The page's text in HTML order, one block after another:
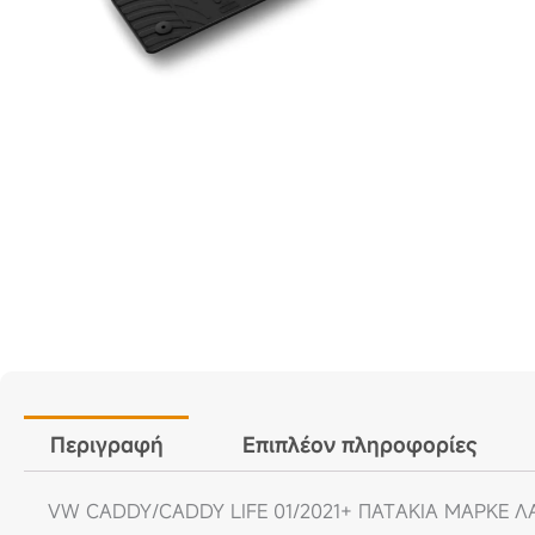
Περιγραφή Επιπλέον πληροφορίες
VW CADDY/CADDY LIFE 01/2021+ ΠΑΤAKIA